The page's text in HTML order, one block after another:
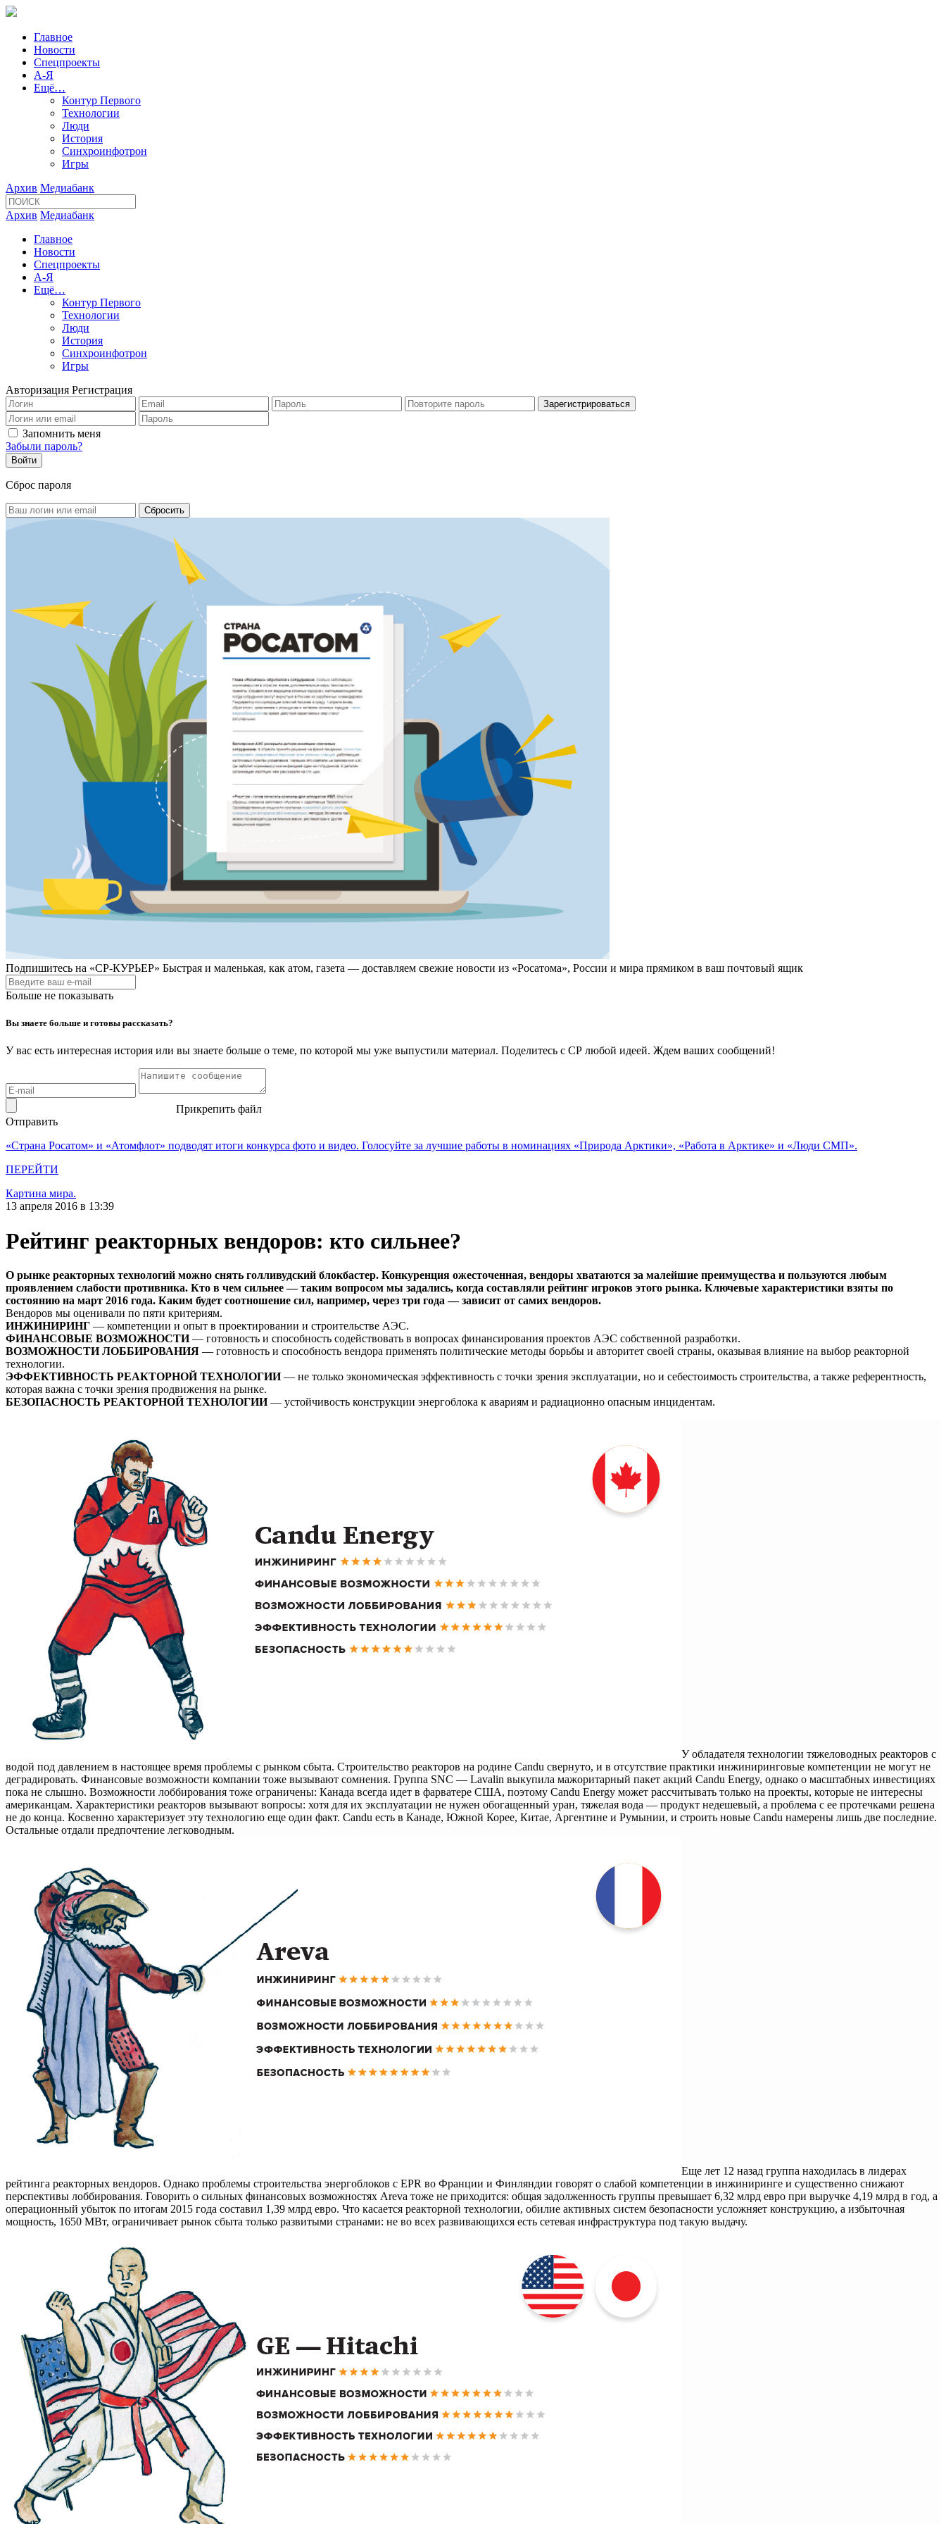
Главное
Новости
Спецпроекты
А-Я
Ещё…
Контур Первого
Технологии
Люди
История
Синхроинфотрон
Игры
Архив Медиабанк
Архив Медиабанк
Главное
Новости
Спецпроекты
А-Я
Ещё…
Контур Первого
Технологии
Люди
История
Синхроинфотрон
Игры
Авторизация Регистрация
Запомнить меня
Забыли пароль?
Сброс пароля
Подпишитесь на «СР-КУРЬЕР» Быстрая и маленькая, как атом, газета — доставляем свежие новости из «Росатома», России и мира прямиком в ваш почтовый ящик
Больше не показывать
Вы знаете больше и готовы рассказать?
У вас есть интересная история или вы знаете больше о теме, по которой мы уже выпустили материал. Поделитесь с СР любой идеей. Ждем ваших сообщений!
Прикрепить файл
Отправить
«Страна Росатом» и «Атомфлот» подводят итоги конкурса фото и видео. Голосуйте за лучшие работы в номинациях «Природа Арктики», «Работа в Арктике» и «Люди СМП».
ПЕРЕЙТИ
Картина мира.
13 апреля 2016 в 13:39
Рейтинг реакторных вендоров: кто сильнее?
О рынке реакторных технологий можно снять голливудский блокбастер. Конкуренция ожесточенная, вендоры хватаются за малейшие преимущества и пользуются любым
проявлением слабости противника. Кто в чем сильнее — таким вопросом мы задались, когда составляли рейтинг игроков этого рынка. Ключевые характеристики взяты по
состоянию на март 2016 года. Каким будет соотношение сил, например, через три года — зависит от самих вендоров.
Вендоров мы оценивали по пяти критериям.
ИНЖИНИРИНГ — компетенции и опыт в проектировании и строительстве АЭС.
ФИНАНСОВЫЕ ВОЗМОЖНОСТИ— готовность и способность содействовать в вопросах финансирования проектов АЭС собственной разработки.
ВОЗМОЖНОСТИ ЛОББИРОВАНИЯ — готовность и способность вендора применять политические методы борьбы и авторитет своей страны, оказывая влияние на выбор реакторной
технологии.
ЭФФЕКТИВНОСТЬ РЕАКТОРНОЙ ТЕХНОЛОГИИ— не только экономическая эффективность с точки зрения эксплуатации, но и себестоимость строительства, а также референтность,
которая важна с точки зрения продвижения на рынке.
БЕЗОПАСНОСТЬ РЕАКТОРНОЙ ТЕХНОЛОГИИ— устойчивость конструкции энергоблока к авариям и радиационно опасным инцидентам.
У обладателя технологии тяжеловодных реакторов с
водой под давлением в настоящее время проблемы с рынком сбыта. Строительство реакторов на родине Candu свернуто, и в отсутствие практики инжиниринговые компетенции не могут не
деградировать. Финансовые возможности компании тоже вызывают сомнения. Группа SNC — Lavalin выкупила мажоритарный пакет акций Candu Energy, однако о масштабных инвестициях
пока не слышно. Возможности лоббирования тоже ограничены: Канада всегда идет в фарватере США, поэтому Candu Energy может рассчитывать только на проекты, которые не интересны
американцам. Характеристики реакторов вызывают вопросы: хотя для их эксплуатации не нужен обогащенный уран, тяжелая вода — продукт недешевый, а проблема с ее протечками решена
не до конца. Косвенно характеризует эту технологию еще один факт. Candu есть в Канаде, Южной Корее, Китае, Аргентине и Румынии, и строить новые Candu намерены лишь две последние.
Остальные отдали предпочтение легководным.
Еще лет 12 назад группа находилась в лидерах
рейтинга реакторных вендоров. Однако проблемы строительства энергоблоков с EPR во Франции и Финляндии говорят о слабой компетенции в инжиниринге и существенно снижают
перспективы лоббирования. Говорить о сильных финансовых возможностях Areva тоже не приходится: общая задолженность группы превышает 6,32 млрд евро при выручке 4,19 млрд в год, а
операционный убыток по итогам 2015 года составил 1,39 млрд евро. Что касается реакторной технологии, обилие активных систем безопасности усложняет конструкцию, а избыточная
мощность, 1650 МВт, ограничивает рынок сбыта только развитыми странами: не во всех развивающихся есть сетевая инфраструктура под такую выдачу.